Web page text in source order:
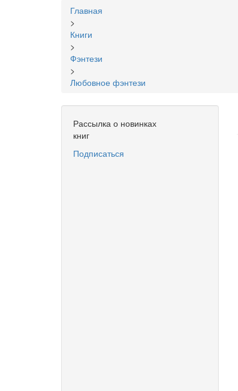
Главная
>
Книги
>
Фэнтези
>
Любовное фэнтези
Рассылка о новинках
книг
Подписаться